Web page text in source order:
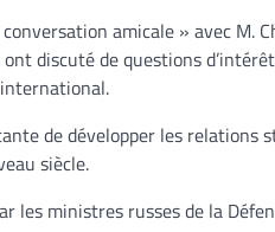
amicale » avec M.
discuté de questions
de développer les
siècle.
les ministres russes de la